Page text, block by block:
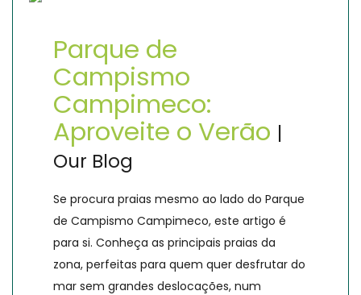
Parque de
Campismo
Campimeco:
Aproveite o Verão |
Our Blog
Se procura praias mesmo ao lado do Parque
de Campismo Campimeco, este artigo é
para si. Conheça as principais praias da
zona, perfeitas para quem quer desfrutar do
mar sem grandes deslocações, num